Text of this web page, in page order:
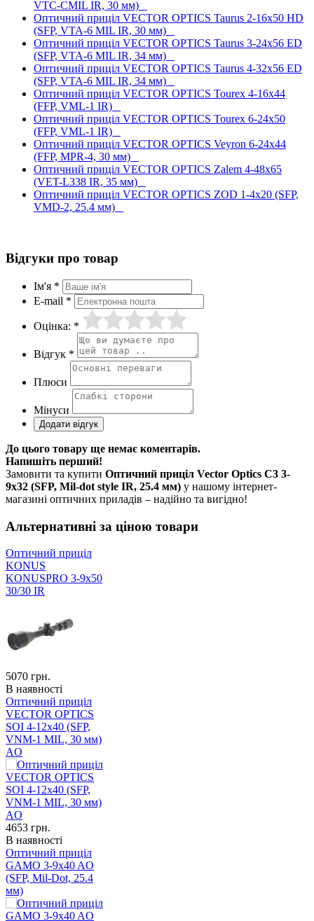
VTC-CMIL IR, 30 мм)
Оптичний приціл VECTOR OPTICS Taurus 2-16x50 HD
(SFP, VTA-6 MIL IR, 30 мм)
Оптичний приціл VECTOR OPTICS Taurus 3-24x56 ED
(SFP, VTA-6 MIL IR, 34 мм)
Оптичний приціл VECTOR OPTICS Taurus 4-32x56 ED
(SFP, VTA-6 MIL IR, 34 мм)
Оптичний приціл VECTOR OPTICS Tourex 4-16x44
(FFP, VML-1 IR)
Оптичний приціл VECTOR OPTICS Tourex 6-24x50
(FFP, VML-1 IR)
Оптичний приціл VECTOR OPTICS Veyron 6-24x44
(FFP, MPR-4, 30 мм)
Оптичний приціл VECTOR OPTICS Zalem 4-48x65
(VET-L338 IR, 35 мм)
Оптичний приціл VECTOR OPTICS ZOD 1-4x20 (SFP,
VMD-2, 25.4 мм)
Відгуки про товар
Ім'я *
E-mail *
Оцінка: *
Відгук *
Плюси
Мінуси
До цього товару ще немає коментарів.
Напишіть перший!
Замовити та купити Оптичний приціл Vector Optics C3 3-
9x32 (SFP, Mil-dot style IR, 25.4 мм) у нашому інтернет-
магазині оптичних приладів – надійно та вигідно!
Альтернативні за ціною товари
Оптичний приціл
KONUS
KONUSPRO 3-9x50
30/30 IR
5070 грн.
В наявності
Оптичний приціл
VECTOR OPTICS
SOI 4-12x40 (SFP,
VNM-1 MIL, 30 мм)
AO
4653 грн.
В наявності
Оптичний приціл
GAMO 3-9x40 AO
(SFP, Mil-Dot, 25.4
мм)